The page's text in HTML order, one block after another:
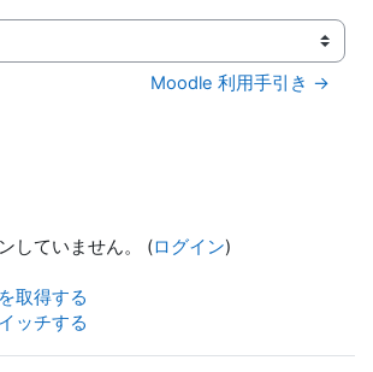
Moodle 利用手引き →
していません。 (ログイン)
取得する
ッチする